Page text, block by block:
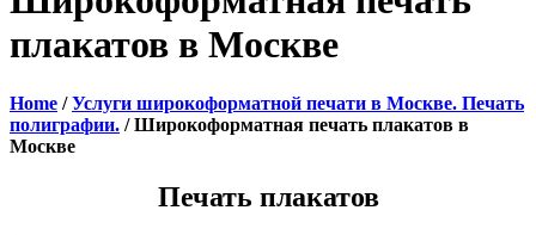
плакатов в Москве
Home /Услуги широкоформатной печати в Москве. Печать
полиграфии. /Широкоформатная печать плакатов в
Москве
Печать плакатов